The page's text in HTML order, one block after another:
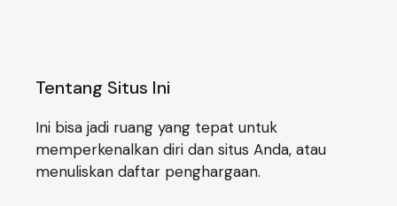
Tentang Situs Ini
Ini bisa jadi ruang yang tepat untuk
memperkenalkan diri dan situs Anda, atau
menuliskan daftar penghargaan.